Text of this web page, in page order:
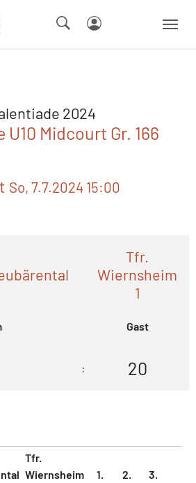
2024
Midcourt Gr. 166
So, 7.7.2024 15:00
Tfr.
Wiernsheim
1
Gast
: 20
Tfr.
Wiernsheim
1.
2.
3.